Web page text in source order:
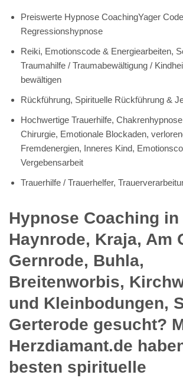
Preiswerte Hypnose CoachingYager
Regressionshypnose
Reiki, Emotionscode & Energiearbeiten,
Traumahilfe / Traumabewältigung /
bewältigen
Rückführung, Spirituelle Rückführung &
Hochwertige Trauerhilfe,
Chirurgie, Emotionale Blockaden,
Fremdenergien, Inneres Kind,
Vergebensarbeit
Trauerhilfe / Trauerhelfer,
Hypnose Coaching in
Haynrode, Kraja, Am
Gernrode, Buhla,
Breitenworbis,
und Kleinbodungen,
Gerterode gesucht?
Herzdiamant.de
besten spirituelle